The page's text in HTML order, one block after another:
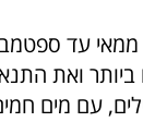
ממאי עד
ואת
עם מים חמים